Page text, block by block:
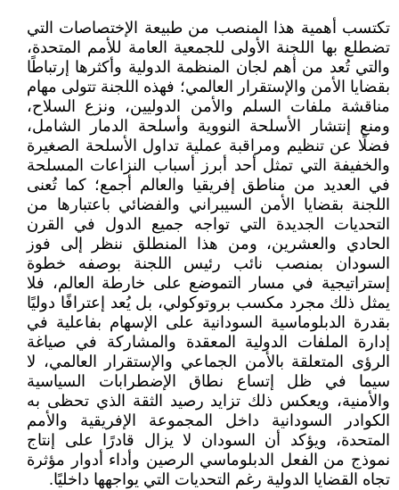
تكتسب أهمية هذا المنصب من طبيعة الإختصاصات التي
تضطلع بها اللجنة الأولى للجمعية العامة للأمم المتحدة،
والتي تُعد من أهم لجان المنظمة الدولية وأكثرها إرتباطًا
بقضايا الأمن والإستقرار العالمي؛ فهذه اللجنة تتولى مهام
مناقشة ملفات السلم والأمن الدوليين، ونزع السلاح،
ومنع إنتشار الأسلحة النووية وأسلحة الدمار الشامل،
فضلًا عن تنظيم ومراقبة عملية تداول الأسلحة الصغيرة
والخفيفة التي تمثل أحد أبرز أسباب النزاعات المسلحة
في العديد من مناطق إفريقيا والعالم أجمع؛ كما تُعنى
اللجنة بقضايا الأمن السيبراني والفضائي باعتبارها من
التحديات الجديدة التي تواجه جميع الدول في القرن
الحادي والعشرين، ومن هذا المنطلق ننظر إلى فوز
السودان بمنصب نائب رئيس اللجنة بوصفه خطوة
إستراتيجية في مسار التموضع على خارطة العالم، فلا
يمثل ذلك مجرد مكسب بروتوكولي، بل يُعد إعترافًا دوليًا
بقدرة الدبلوماسية السودانية على الإسهام بفاعلية في
إدارة الملفات الدولية المعقدة والمشاركة في صياغة
الرؤى المتعلقة بالأمن الجماعي والإستقرار العالمي، لا
سيما في ظل إتساع نطاق الإضطرابات السياسية
والأمنية، ويعكس ذلك تزايد رصيد الثقة الذي تحظى به
الكوادر السودانية داخل المجموعة الإفريقية والأمم
المتحدة، ويؤكد أن السودان لا يزال قادرًا على إنتاج
نموذج من الفعل الدبلوماسي الرصين وأداء أدوار مؤثرة
تجاه القضايا الدولية رغم التحديات التي يواجهها داخليًا.